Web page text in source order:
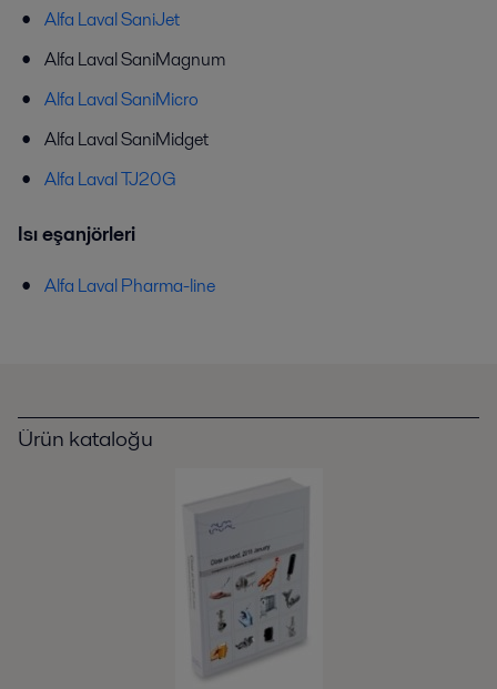
Alfa Laval SaniJet
Alfa Laval SaniMagnum
Alfa Laval SaniMicro
Alfa Laval SaniMidget
Alfa Laval TJ20G
Isı eşanjörleri
Alfa Laval Pharma-line
Ürün kataloğu